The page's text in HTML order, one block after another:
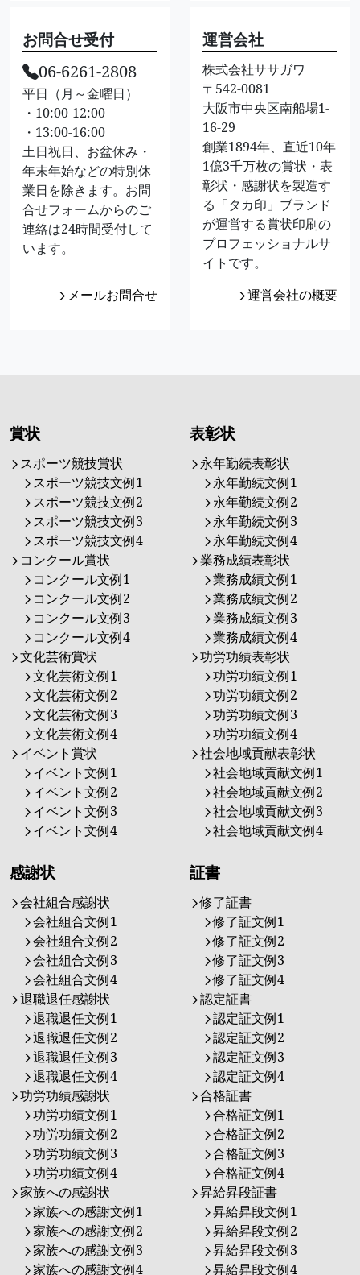
お問合せ受付
06-6261-2808
平日（月～金曜日）
・10:00-12:00
・13:00-16:00
土日祝日、お盆休み・
年末年始などの特別休
業日を除きます。お問
合せフォームからのご
連絡は24時間受付して
います。
メールお問合せ
運営会社
株式会社ササガワ
〒542-0081
大阪市中央区南船場1-
16-29
創業1894年、直近10年
1億3千万枚の賞状・表
彰状・感謝状を製造す
る「タカ印」ブランド
が運営する賞状印刷の
プロフェッショナルサ
イトです。
運営会社の概要
賞状
スポーツ競技賞状
スポーツ競技文例1
スポーツ競技文例2
スポーツ競技文例3
スポーツ競技文例4
コンクール賞状
コンクール文例1
コンクール文例2
コンクール文例3
コンクール文例4
文化芸術賞状
文化芸術文例1
文化芸術文例2
文化芸術文例3
文化芸術文例4
イベント賞状
イベント文例1
イベント文例2
イベント文例3
イベント文例4
表彰状
永年勤続表彰状
永年勤続文例1
永年勤続文例2
永年勤続文例3
永年勤続文例4
業務成績表彰状
業務成績文例1
業務成績文例2
業務成績文例3
業務成績文例4
功労功績表彰状
功労功績文例1
功労功績文例2
功労功績文例3
功労功績文例4
社会地域貢献表彰状
社会地域貢献文例1
社会地域貢献文例2
社会地域貢献文例3
社会地域貢献文例4
感謝状
会社組合感謝状
会社組合文例1
会社組合文例2
会社組合文例3
会社組合文例4
退職退任感謝状
退職退任文例1
退職退任文例2
退職退任文例3
退職退任文例4
功労功績感謝状
功労功績文例1
功労功績文例2
功労功績文例3
功労功績文例4
家族への感謝状
家族への感謝文例1
家族への感謝文例2
家族への感謝文例3
家族への感謝文例4
証書
修了証書
修了証文例1
修了証文例2
修了証文例3
修了証文例4
認定証書
認定証文例1
認定証文例2
認定証文例3
認定証文例4
合格証書
合格証文例1
合格証文例2
合格証文例3
合格証文例4
昇給昇段証書
昇給昇段文例1
昇給昇段文例2
昇給昇段文例3
昇給昇段文例4